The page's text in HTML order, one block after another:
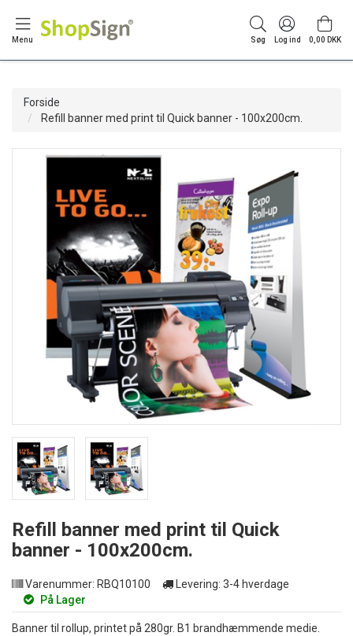
Menu Søg Log ind 0,00 DKK
Forside
Refill banner med print til Quick banner - 100x200cm.
Refill banner med print til Quick
banner - 100x200cm.
Varenummer: RBQ10100 Levering: 3-4 hverdage
På Lager
Banner til rollup, printet på 280gr. B1 brandhæmmende medie.